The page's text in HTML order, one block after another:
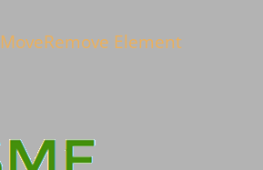
MoveRemove Element